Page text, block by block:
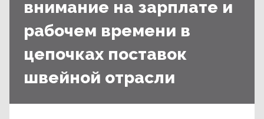
внимание на зарплате и
рабочем времени в
цепочках поставок
швейной отрасли